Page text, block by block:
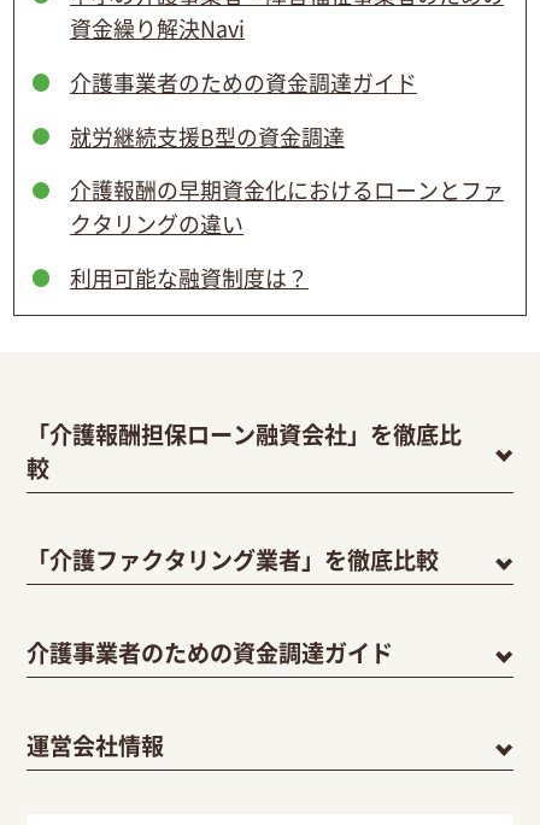
資金繰り解決Navi
介護事業者のための資金調達ガイド
就労継続支援B型の資金調達
介護報酬の早期資金化におけるローンとファ
クタリングの違い
利用可能な融資制度は？
「介護報酬担保ローン融資会社」を徹底比
較
「介護ファクタリング業者」を徹底比較
介護事業者のための資金調達ガイド
運営会社情報